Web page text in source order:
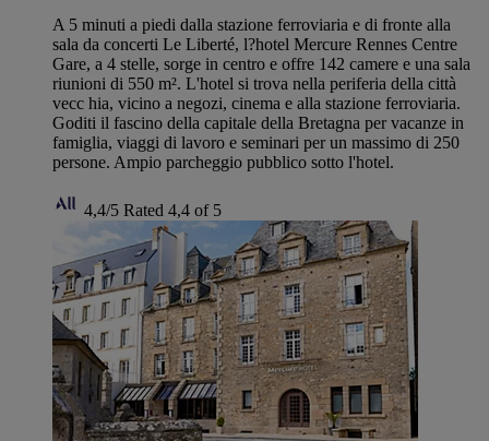
A 5 minuti a piedi dalla stazione ferroviaria e di fronte alla
sala da concerti Le Liberté, l?hotel Mercure Rennes Centre
Gare, a 4 stelle, sorge in centro e offre 142 camere e una sala
riunioni di 550 m². L'hotel si trova nella periferia della città
vecc hia, vicino a negozi, cinema e alla stazione ferroviaria.
Goditi il fascino della capitale della Bretagna per vacanze in
famiglia, viaggi di lavoro e seminari per un massimo di 250
persone. Ampio parcheggio pubblico sotto l'hotel.
4,4/5 Rated 4,4 of 5